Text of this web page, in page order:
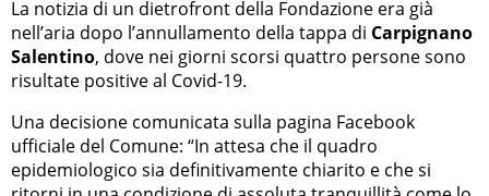
La notizia di un dietrofront della Fondazione era già
nell’aria dopo l’annullamento della tappa di Carpignano
Salentino, dove nei giorni scorsi quattro persone sono
risultate positive al Covid-19.
Una decisione comunicata sulla pagina Facebook
ufficiale del Comune: “In attesa che il quadro
epidemiologico sia definitivamente chiarito e che si